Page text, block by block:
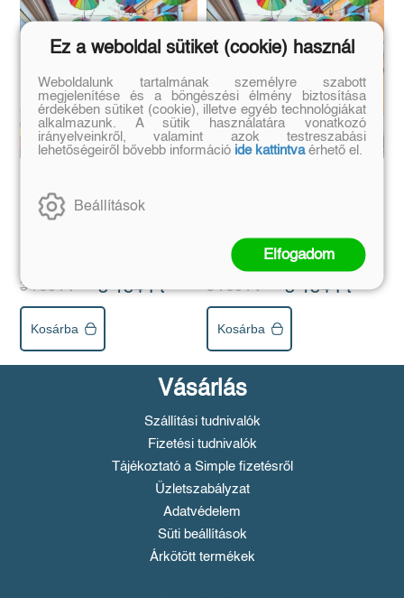
3 790 Ft
3 184 Ft
Kosárba
Kolozsvári Ildikó, Tutunzis
István
Eredeti ár:
3 790 Ft
Online ár:
3 184 Ft
Kosárba
Vásárlás
Szállítási tudnivalók
Fizetési tudnivalók
Tájékoztató a Simple fizetésről
Üzletszabályzat
Adatvédelem
Süti beállítások
Árkötött termékek
Ez a weboldal sütiket (cookie) használ
Weboldalunk tartalmának személyre szabott
megjelenítése és a böngészési élmény biztosítása
érdekében sütiket (cookie), illetve egyéb technológiákat
alkalmazunk. A sütik használatára vonatkozó
irányelveinkről, valamint azok testreszabási
lehetőségeiről bővebb információ ide kattintvaérhető el.
Beállítások
Elfogadom